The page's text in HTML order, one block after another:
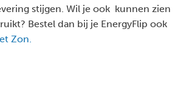
stijgen. Wil je ook kunnen zien
Bestel dan bij je EnergyFlip ook
Zon.